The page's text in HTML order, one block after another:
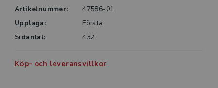
Artikelnummer:
47586-01
Upplaga:
Första
Sidantal:
432
Köp- och leveransvillkor